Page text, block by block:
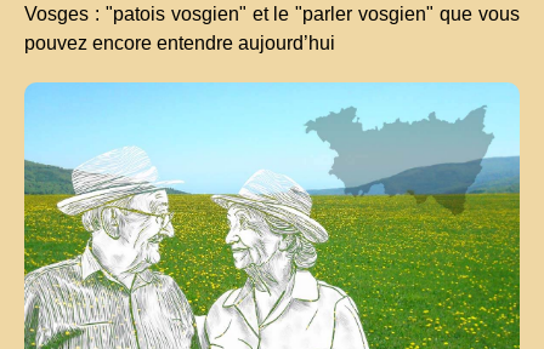
Vosges : "patois vosgien" et le "parler vosgien" que vous
pouvez encore entendre aujourd’hui